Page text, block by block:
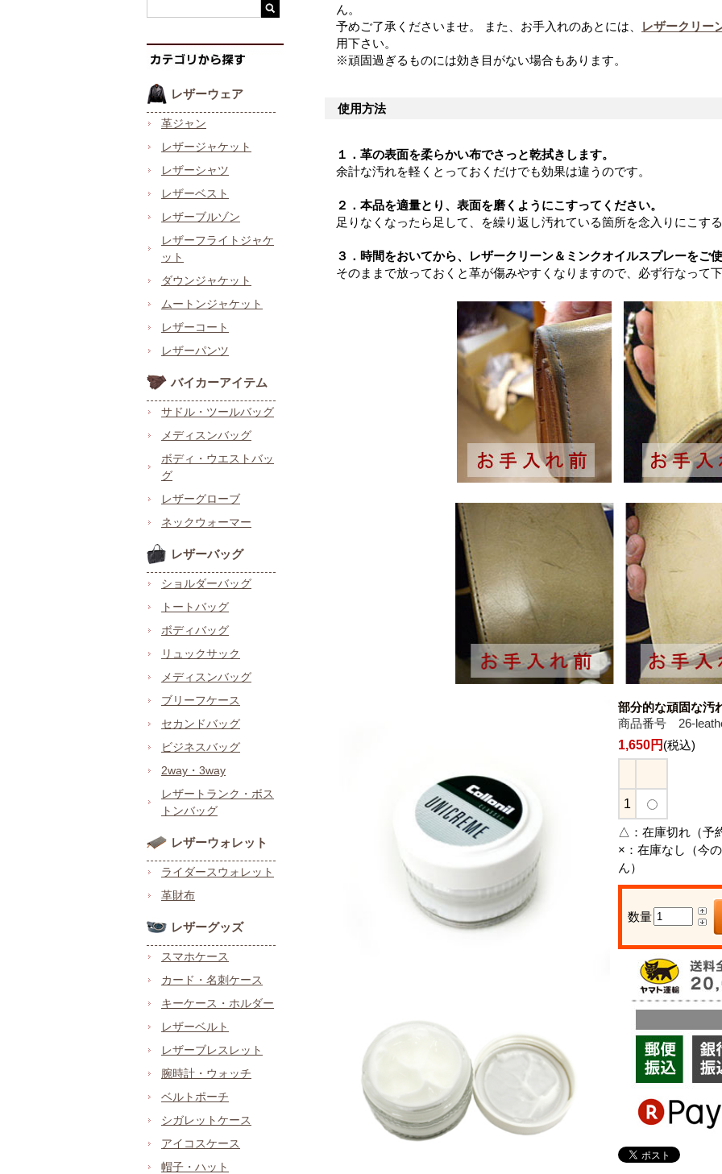
レザーウェア
革ジャン
レザージャケット
レザーシャツ
レザーベスト
レザーブルゾン
レザーフライトジャケ
ット
ダウンジャケット
ムートンジャケット
レザーコート
レザーパンツ
バイカーアイテム
サドル・ツールバッグ
メディスンバッグ
ボディ・ウエストバッ
グ
レザーグローブ
ネックウォーマー
レザーバッグ
ショルダーバッグ
トートバッグ
ボディバッグ
リュックサック
メディスンバッグ
ブリーフケース
セカンドバッグ
ビジネスバッグ
2way・3way
レザートランク・ボス
トンバッグ
レザーウォレット
ライダースウォレット
革財布
レザーグッズ
スマホケース
カード・名刺ケース
キーケース・ホルダー
レザーベルト
レザーブレスレット
腕時計・ウォッチ
ベルトポーチ
シガレットケース
アイコスケース
帽子・ハット
ん。
予めご了承くださいませ。 また、お手入れのあとには、
レザークリー
用下さい。
※頑固過ぎるものには効き目がない場合もあります。
使用方法
１．革の表面を柔らかい布でさっと乾拭きします。
余計な汚れを軽くとっておくだけでも効果は違うのです。
２．本品を適量とり、表面を磨くようにこすってください。
足りなくなったら足して、を繰り返し汚れている箇所を念入りにこす
３．時間をおいてから、レザークリーン＆ミンクオイルスプレーをご
そのままで放っておくと革が傷みやすくなりますので、必ず行なって
部分的な頑固な汚
商品番号 26-
1,650円 (税込)
1
△： 在庫切れ（予
×： 在庫なし（今
ん）
数量